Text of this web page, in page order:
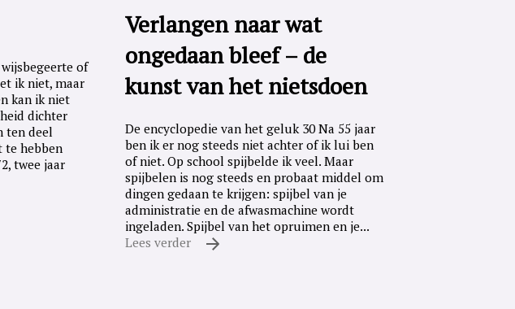
of
ik niet, maar
kan ik niet
dichter
ten deel
te hebben
twee jaar
Verlangen naar wat
ongedaan bleef – de
kunst van het nietsdoen
De encyclopedie van het geluk 30 Na 55 jaar
ben ik er nog steeds niet achter of ik lui ben
of niet. Op school spijbelde ik veel. Maar
spijbelen is nog steeds en probaat middel om
dingen gedaan te krijgen: spijbel van je
administratie en de afwasmachine wordt
ingeladen. Spijbel van het opruimen en je...
Lees verder